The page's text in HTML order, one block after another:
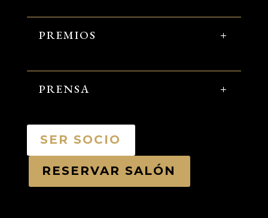
PREMIOS
PRENSA
SER SOCIO
RESERVAR SALÓN